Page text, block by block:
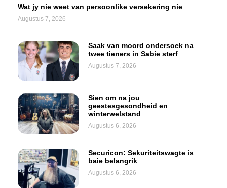
Wat jy nie weet van persoonlike versekering nie
Augustus 7, 2026
Saak van moord ondersoek na
twee tieners in Sabie sterf
Augustus 7, 2026
Sien om na jou
geestesgesondheid en
winterwelstand
Augustus 6, 2026
Securicon: Sekuriteitswagte is
baie belangrik
Augustus 6, 2026